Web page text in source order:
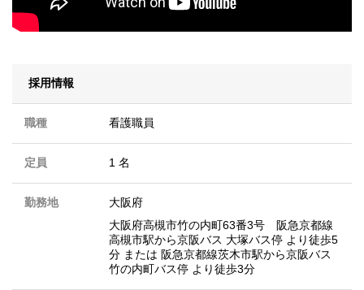
採用情報
職種 看護職員
定員 1 名
勤務地
大阪府
大阪府高槻市竹の内町63番3号 阪急京都線
高槻市駅から京阪バス 大塚バス停 より徒歩5
分 または 阪急京都線茨木市駅から京阪バス
竹の内町バス停 より徒歩3分